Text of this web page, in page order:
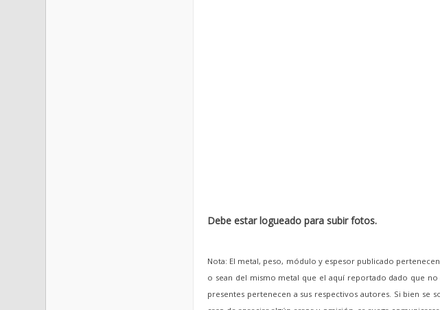
Debe estar logueado para subir fotos.
Nota: El metal, peso, módulo y espesor publicado
o sean del mismo metal que el aquí reportado dado que no
presentes pertenecen a sus respectivos autores. Si bien